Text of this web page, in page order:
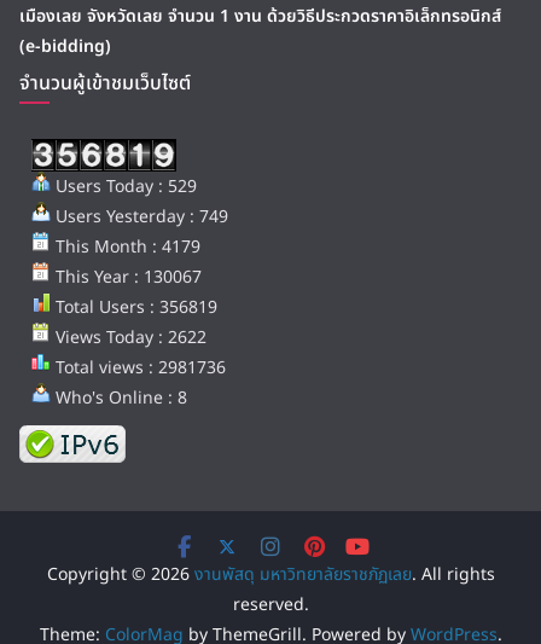
เมืองเลย จังหวัดเลย จำนวน 1 งาน ด้วยวิธีประกวดราคาอิเล็กทรอนิกส์
(e-bidding)
จำนวนผู้เข้าชมเว็บไซต์
Users Today : 529
Users Yesterday : 749
This Month : 4179
This Year : 130067
Total Users : 356819
Views Today : 2622
Total views : 2981736
Who's Online : 8
Copyright © 2026งานพัสดุ มหาวิทยาลัยราชภัฏเลย. All rights
reserved.
Theme: ColorMag by ThemeGrill. Powered byWordPress.